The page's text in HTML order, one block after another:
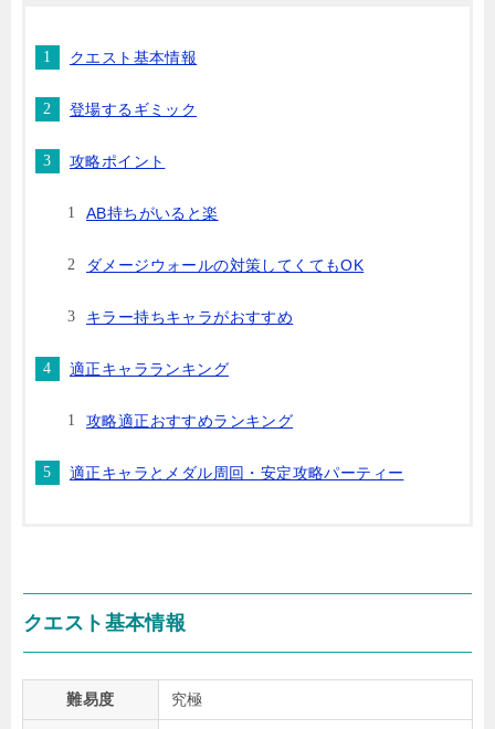
クエスト基本情報
登場するギミック
攻略ポイント
AB持ちがいると楽
ダメージウォールの対策してくてもOK
キラー持ちキャラがおすすめ
適正キャラランキング
攻略適正おすすめランキング
適正キャラとメダル周回・安定攻略パーティー
クエスト基本情報
難易度 究極